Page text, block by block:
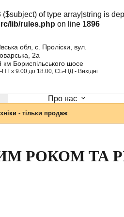
of type array|string is
lib/rules.php on line 1896
обл, с. Проліски, вул.
2а
км Бориспільського шосе
з 9:00 до 18:00, СБ-НД - Вихідні
Про нас
- тільки продаж
РОКОМ ТА